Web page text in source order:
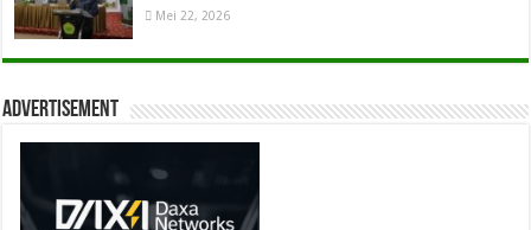
Mei 22, 2026
Advertisement